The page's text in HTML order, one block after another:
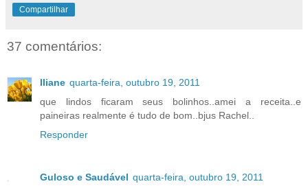
Compartilhar
37 comentários:
Iliane quarta-feira, outubro 19, 2011
que lindos ficaram seus bolinhos..amei a receita..e
paineiras realmente é tudo de bom..bjus Rachel..
Responder
Guloso e Saudável quarta-feira, outubro 19, 2011